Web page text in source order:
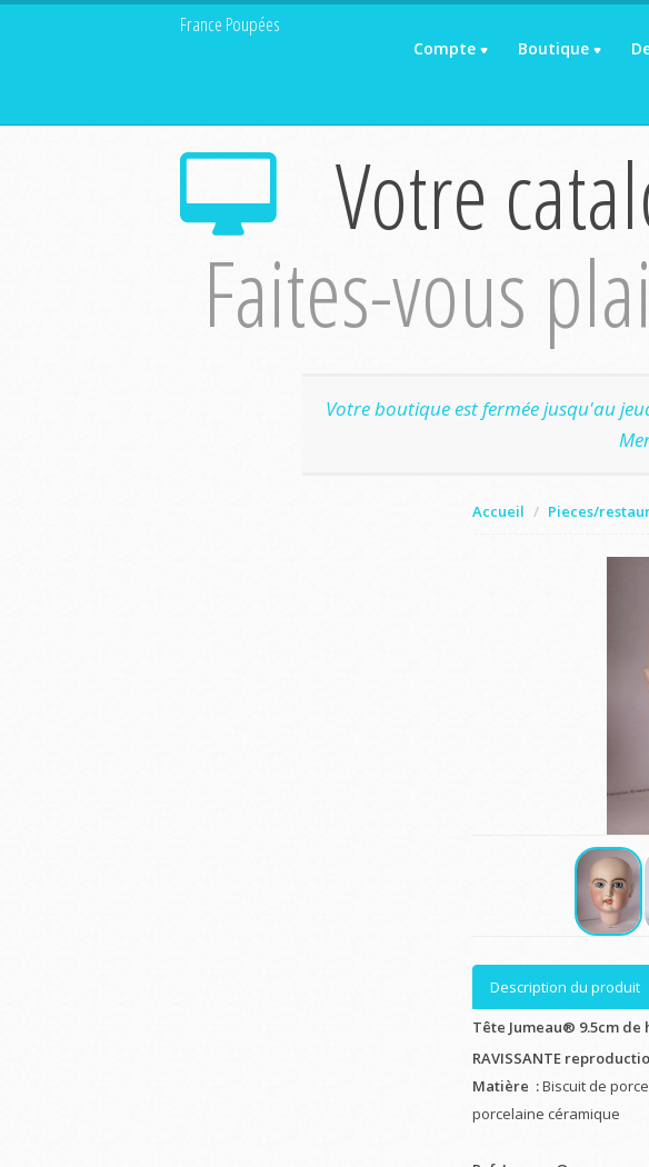
France Poupées
Compte Boutique
Votre
Faites-vous
Votre boutique est fermée jusqu'au
Accueil Pieces/
Description du produit
Tête Jumeau® 9.5cm
RAVISSANTE
Matière :Biscuit de
porcelaine céramique